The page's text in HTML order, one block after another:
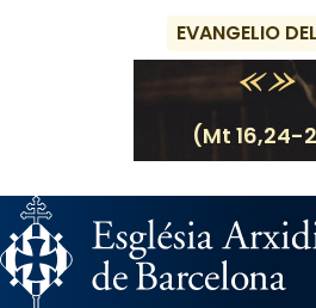
EVANGELIO
(Mt 16,24-